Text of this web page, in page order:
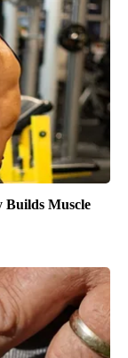
Builds Muscle